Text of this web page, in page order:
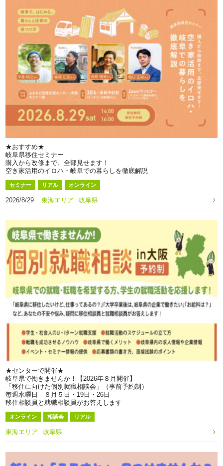
★おすすめ★
岐阜県移住セミナー
購入から改修まで、全部見せます！
空き家活用のイロハ・岐阜での暮らしを徹底解説
セミナー リアル オンライン
2026/8/29 東海エリア 岐阜県
★センターで開催★
岐阜県で働きませんか！【2026年８月開催】
「移住に向けた個別就職相談会」（事前予約制）
毎週水曜日 ８月５日・19日・26日
移住相談員と就職相談員がお答えします
オンライン 相談会 リアル
東海エリア 岐阜県